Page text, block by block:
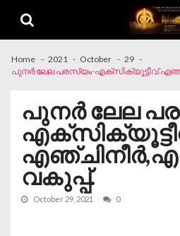
Home 2021 October
29
പുനർ ലേല പരസ്യം-എക്‌സിക്യൂട്ടീവ്
പുനർ ലേല
വകുപ്പ്.
October 29, 2021 0